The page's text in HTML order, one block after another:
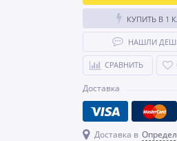
КУПИТЬ В 1
НАШЛИ
СРАВНИТЬ
Доставка
Доставка в